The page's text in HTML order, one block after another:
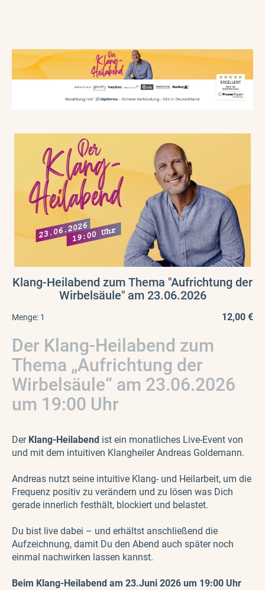
Klang-Heilabend zum Thema "Aufrichtung der
Wirbelsäule" am 23.06.2026
Menge: 1 12,00 €
Der Klang-Heilabend zum
Thema „Aufrichtung der
Wirbelsäule“ am 23.06.2026
um 19:00 Uhr
Der Klang-Heilabend ist ein monatliches Live-Event von
und mit dem intuitiven Klangheiler Andreas Goldemann.
Andreas nutzt seine intuitive Klang- und Heilarbeit, um die
Frequenz positiv zu verändern und zu lösen was Dich
gerade innerlich festhält, blockiert und belastet.
Du bist live dabei – und erhältst anschließend die
Aufzeichnung, damit Du den Abend auch später noch
einmal nachwirken lassen kannst.
Beim Klang-Heilabend am 23.Juni 2026 um 19:00 Uhr